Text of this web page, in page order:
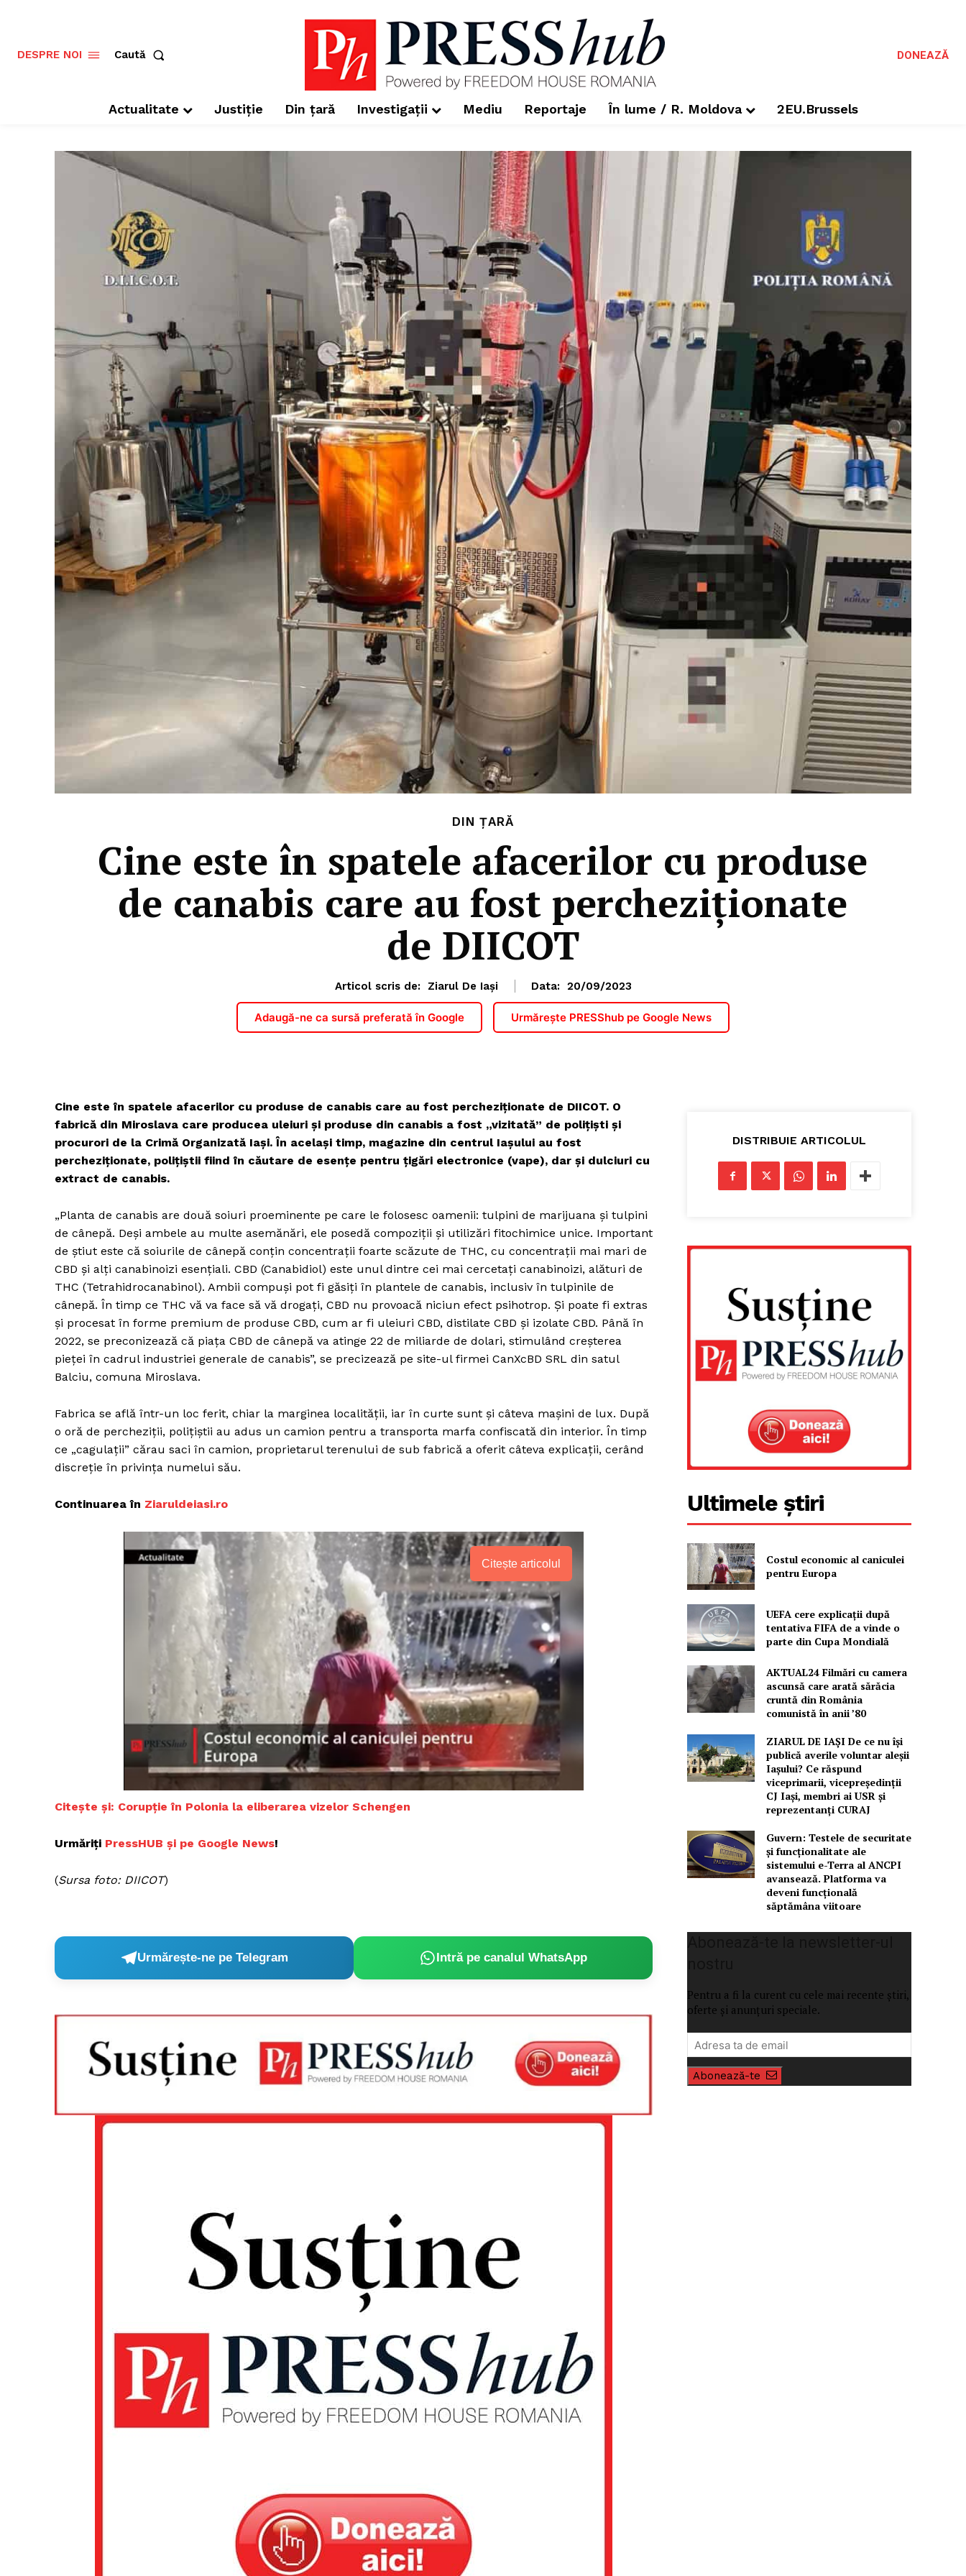
Un proiect
FREEDOM HOUSE
ROMÂNIA
PRESShub
Despre noi / Echipa
Proiecte editoriale
Rețea
Contact
DESPRE NOI Caută DONEAZĂ
Actualitate Justiție Din țară Investigații Mediu Reportaje În lume / R. Moldova 2EU.Brussels
DIN ȚARĂ
Cine este în spatele afacerilor cu produse
de canabis care au fost percheziționate
de DIICOT
Articol scris de: Ziarul De Iași Data: 20/09/2023
Adaugă-ne ca sursă preferată în Google Urmărește PRESShub pe Google News
Cine este în spatele afacerilor cu produse de canabis care au fost percheziționate de DIICOT. O
fabrică din Miroslava care producea uleiuri şi produse din canabis a fost „vizitată” de poliţişti şi
procurori de la Crimă Organizată Iaşi. În acelaşi timp, magazine din centrul Iaşului au fost
percheziţionate, poliţiştii fiind în căutare de esenţe pentru ţigări electronice (vape), dar şi dulciuri cu
extract de canabis.
„Planta de canabis are două soiuri proeminente pe care le folosesc oamenii: tulpini de marijuana şi tulpini
de cânepă. Deşi ambele au multe asemănări, ele posedă compoziţii şi utilizări fitochimice unice. Important
de ştiut este că soiurile de cânepă conţin concentraţii foarte scăzute de THC, cu concentraţii mai mari de
CBD şi alţi canabinoizi esenţiali. CBD (Canabidiol) este unul dintre cei mai cercetaţi canabinoizi, alături de
THC (Tetrahidrocanabinol). Ambii compuşi pot fi găsiţi în plantele de canabis, inclusiv în tulpinile de
cânepă. În timp ce THC vă va face să vă drogaţi, CBD nu provoacă niciun efect psihotrop. Şi poate fi extras
şi procesat în forme premium de produse CBD, cum ar fi uleiuri CBD, distilate CBD şi izolate CBD. Până în
2022, se preconizează că piaţa CBD de cânepă va atinge 22 de miliarde de dolari, stimulând creşterea
pieţei în cadrul industriei generale de canabis”, se precizează pe site-ul firmei CanXcBD SRL din satul
Balciu, comuna Miroslava.
Fabrica se află într-un loc ferit, chiar la marginea localităţii, iar în curte sunt şi câteva maşini de lux. După
o oră de percheziţii, poliţiştii au adus un camion pentru a transporta marfa confiscată din interior. În timp
ce „cagulaţii” cărau saci în camion, proprietarul terenului de sub fabrică a oferit câteva explicaţii, cerând
discreţie în privinţa numelui său.
Continuarea în Ziaruldeiasi.ro
Citește articolul
Citește și: Corupție în Polonia la eliberarea vizelor Schengen
Urmăriți PressHUB și pe Google News!
(Sursa foto: DIICOT)
Urmărește-ne pe Telegram Intră pe canalul WhatsApp
DISTRIBUIE ARTICOLUL
Ultimele știri
Costul economic al caniculei
pentru Europa
UEFA cere explicații după
tentativa FIFA de a vinde o
parte din Cupa Mondială
AKTUAL24 Filmări cu camera
ascunsă care arată sărăcia
cruntă din România
comunistă în anii ’80
ZIARUL DE IAȘI De ce nu își
publică averile voluntar aleșii
Iașului? Ce răspund
viceprimarii, vicepreședinții
CJ Iași, membri ai USR și
reprezentanți CURAJ
Guvern: Testele de securitate
și funcționalitate ale
sistemului e-Terra al ANCPI
avansează. Platforma va
deveni funcțională
săptămâna viitoare
Pentru a fi la curent cu cele mai recente știri,
oferte și anunțuri speciale.
Abonează-te